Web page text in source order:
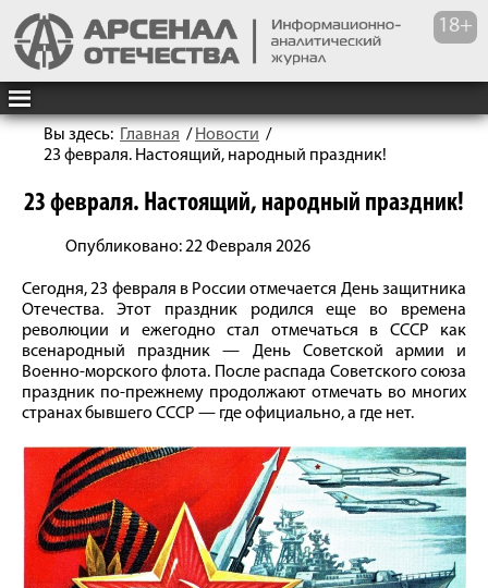
Вы здесь: Главная / Новости /
23 февраля. Настоящий, народный праздник!
23 февраля. Настоящий, народный праздник!
Опубликовано: 22 Февраля 2026
Сегодня, 23 февраля в России отмечается День защитника
Отечества. Этот праздник родился еще во времена
революции и ежегодно стал отмечаться в СССР как
всенародный праздник — День Советской армии и
Военно-морского флота. После распада Советского союза
праздник по-прежнему продолжают отмечать во многих
странах бывшего СССР — где официально, а где нет.